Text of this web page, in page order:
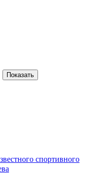
Показать
спортивного